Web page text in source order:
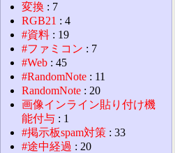
変換 : 7
RGB21 : 4
#資料 : 19
#ファミコン : 7
#Web : 45
#RandomNote : 11
RandomNote : 20
画像インライン貼り付け機
能付与 : 1
#掲示板spam対策 : 33
#途中経過 : 20